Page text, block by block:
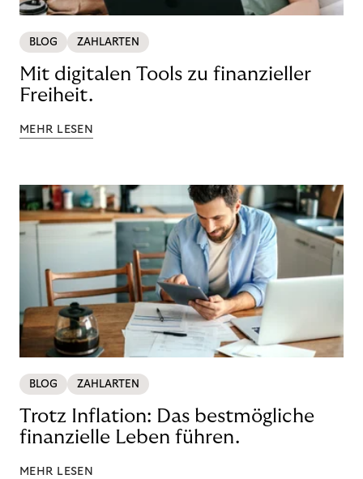
BLOG ZAHLARTEN
Mit digitalen Tools zu finanzieller
Freiheit.
MEHR LESEN
BLOG ZAHLARTEN
Trotz Inflation: Das bestmögliche
finanzielle Leben führen.
MEHR LESEN